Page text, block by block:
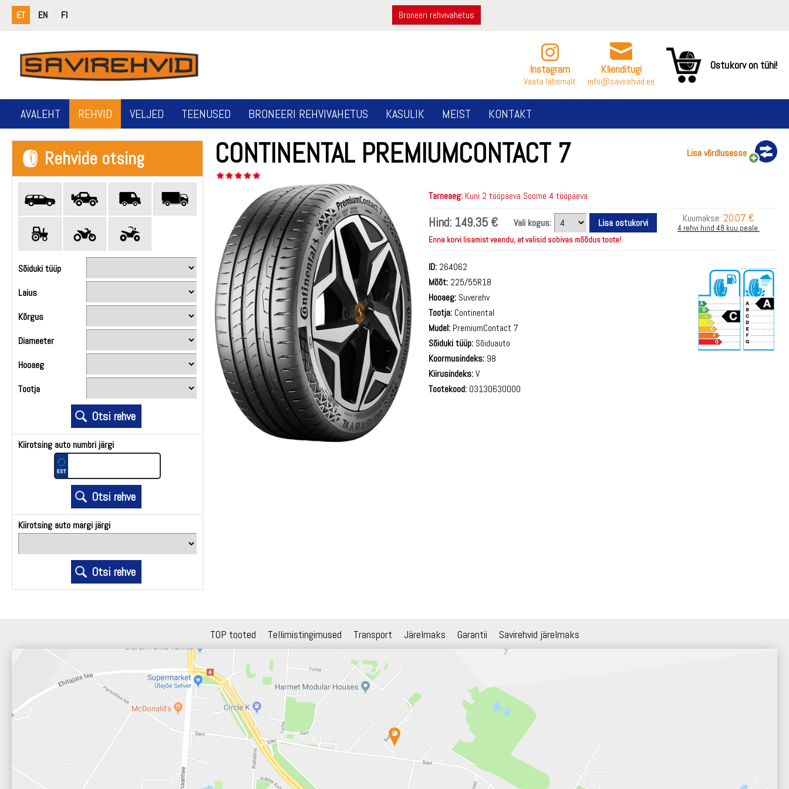
ET EN FI Broneeri rehvivahetus
Instagram
Vaata lähemalt
Klienditugi
info@savirehvid.ee
Ostukorv on tühi!
AVALEHT REHVID VELJED TEENUSED BRONEERI REHVIVAHETUS KASULIK MEIST KONTAKT
Rehvide otsing
Sõiduki tüüp
Laius
Kõrgus
Diameeter
Hooaeg
Tootja
Kiirotsing auto numbri järgi
Kiirotsing auto margi järgi
CONTINENTAL PREMIUMCONTACT 7 Lisa võrdlusesse
Tarneaeg: Kuni 2 tööpäeva Soome 4 tööpäeva.
Hind: 149.35 € Vali kogus: Kuumakse: 20.07 €
4 rehvi hind 48 kuu peale.
Enne korvi lisamist veendu, et valisid sobivas mõõdus toote!
ID: 264062
Mõõt: 225/55R18
Hooaeg: Suverehv
Tootja: Continental
Mudel: PremiumContact 7
Sõiduki tüüp: Sõiduauto
Koormusindeks: 98
Kiirusindeks:V
Tootekood: 03130630000
TOP tooted Tellimistingimused Transport Järelmaks Garantii Savirehvid järelmaks